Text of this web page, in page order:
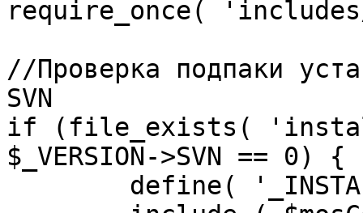
require_once(
//Проверка подпаки
SVN
if (file_exists(
$_VERSION->SVN == 0) {